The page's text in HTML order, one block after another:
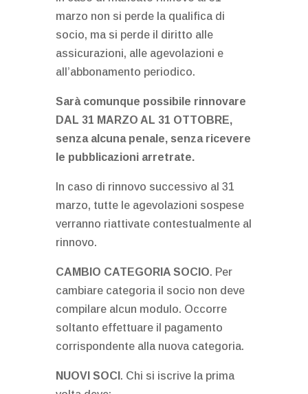
marzo non si perde la qualifica di
socio, ma si perde il diritto alle
assicurazioni, alle agevolazioni e
all’abbonamento periodico.
Sarà comunque possibile rinnovare
DAL 31 MARZO AL 31 OTTOBRE,
senza alcuna penale, senza ricevere
le pubblicazioni arretrate.
In caso di rinnovo successivo al 31
marzo, tutte le agevolazioni sospese
verranno riattivate contestualmente al
rinnovo.
CAMBIO CATEGORIA SOCIO. Per
cambiare categoria il socio non deve
compilare alcun modulo. Occorre
soltanto effettuare il pagamento
corrispondente alla nuova categoria.
NUOVI SOCI . Chi si iscrive la prima